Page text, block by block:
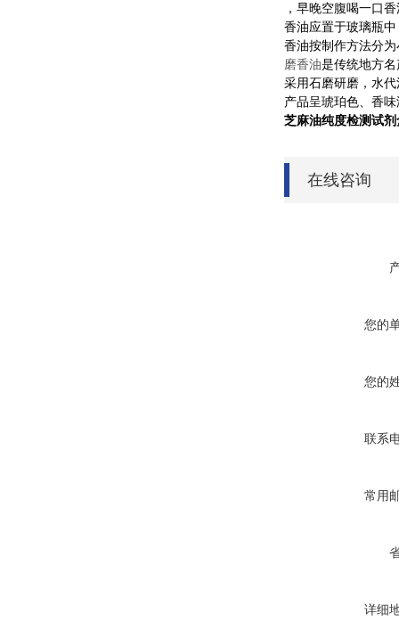
，早晚空腹喝一口
香油应置于玻璃瓶
香油按制作方法分
磨香油是传统地方名
采用石磨研磨，水
产品呈琥珀色、香
芝麻油纯度检测试剂
在线咨询
您的
您的
联系
常用
详细